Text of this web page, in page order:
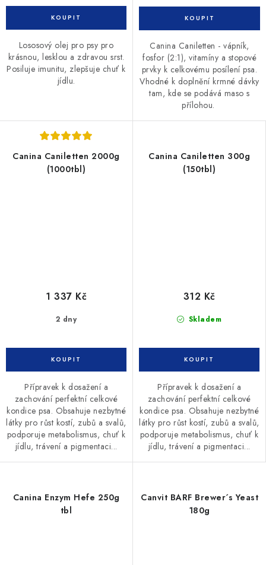
Lososový olej pro psy pro
krásnou, lesklou a zdravou srst.
Posiluje imunitu, zlepšuje chuť k
jídlu.
Canina Caniletten - vápník,
fosfor (2:1), vitamíny a stopové
prvky k celkovému posílení psa.
Vhodné k doplnění krmné dávky
tam, kde se podává maso s
přílohou.
Canina Caniletten 2000g
(1000tbl)
2 dny
1 337 Kč
Přípravek k dosažení a
zachování perfektní celkové
kondice psa. Obsahuje nezbytné
látky pro růst kostí, zubů a svalů,
podporuje metabolismus, chuť k
jídlu, trávení a pigmentaci...
Canina Caniletten 300g
(150tbl)
Skladem
312 Kč
Přípravek k dosažení a
zachování perfektní celkové
kondice psa. Obsahuje nezbytné
látky pro růst kostí, zubů a svalů,
podporuje metabolismus, chuť k
jídlu, trávení a pigmentaci...
Canina Enzym Hefe 250g
tbl
Canvit BARF Brewer´s Yeast
180g